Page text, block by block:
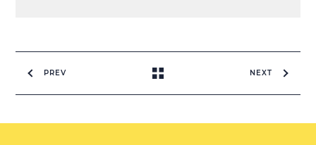
PREV NEXT